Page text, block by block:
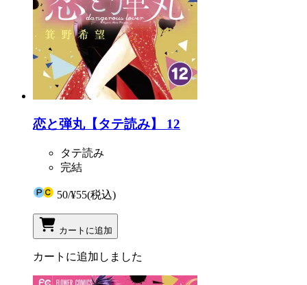
恋と弾丸【タテ読み】 12
タテ読み
完結
50/¥55(税込)
カートに追加
カートに追加しました